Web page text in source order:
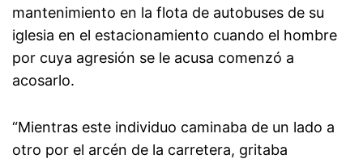
mantenimiento en la flota de autobuses de su
iglesia en el estacionamiento cuando el hombre
por cuya agresión se le acusa comenzó a
acosarlo.
“Mientras este individuo caminaba de un lado a
otro por el arcén de la carretera, gritaba